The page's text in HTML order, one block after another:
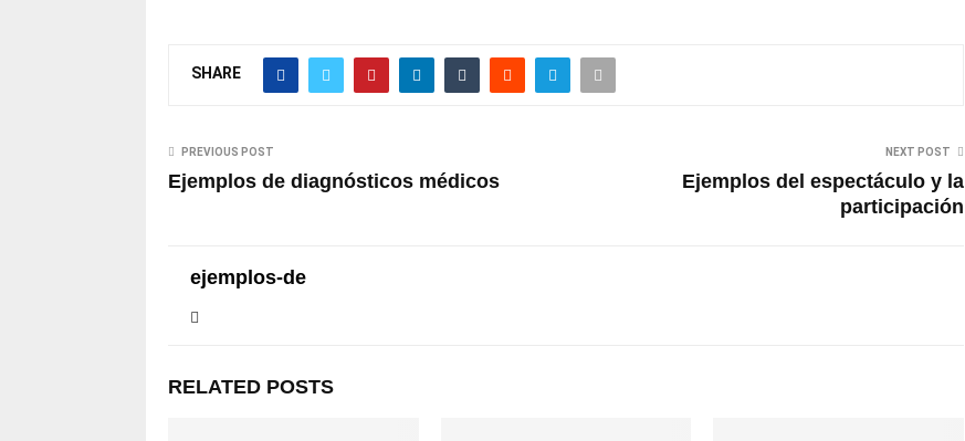
SHARE
PREVIOUS POST
Ejemplos de diagnósticos médicos
NEXT POST
Ejemplos del espectáculo y la
participación
ejemplos-de
RELATED POSTS